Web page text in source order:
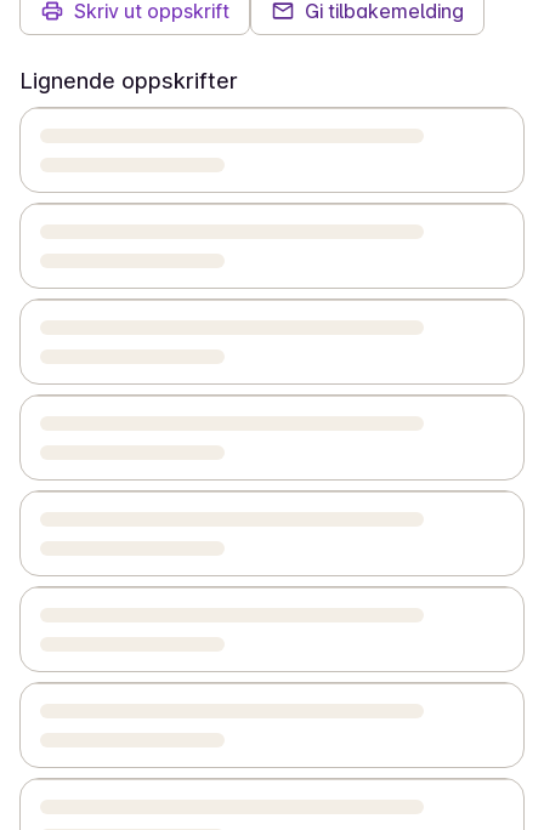
Skriv ut oppskrift Gi tilbakemelding
Lignende oppskrifter